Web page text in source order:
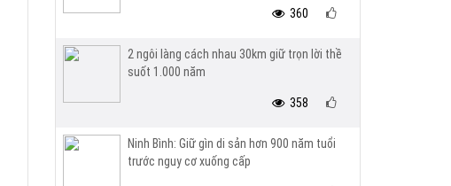
360
2 ngôi làng cách nhau 30km giữ trọn lời thề
suốt 1.000 năm
358
Ninh Bình: Giữ gìn di sản hơn 900 năm tuổi
trước nguy cơ xuống cấp